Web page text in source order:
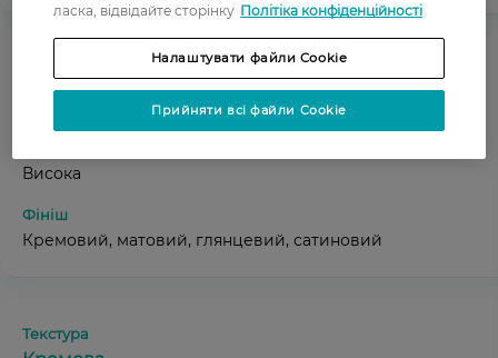
Помада-олівець
Висока
Кремовий, матовий, глянцевий, сатиновий
ласка, відвідайте сторінку Політіка конфіденційності
Налаштувати файли Cookie
Прийняти всі файли Cookie